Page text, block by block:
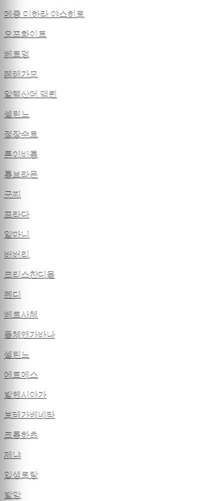
메종 미하라 야스히로
오프화이트
베트멍
페레가모
알렉산더 맥퀸
셀린느
정장수트
루이비통
톰브라운
구찌
프라다
알마니
버버리
크리스챤디올
펜디
베르사체
돌체앤가바나
셀린느
에르메스
발렌시아가
보테가베네타
크롬하츠
제냐
입생로랑
발망